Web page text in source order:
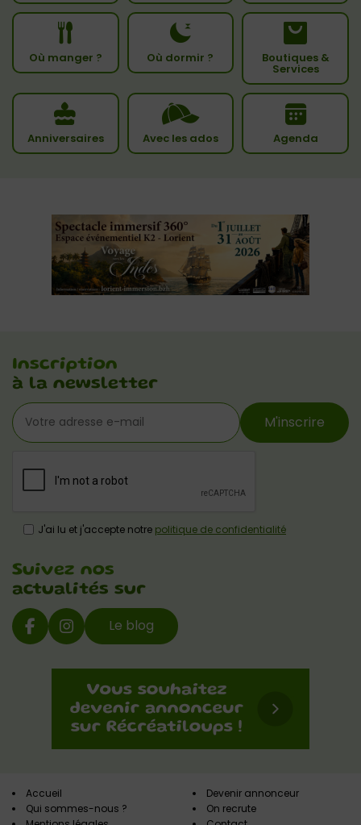
Où manger ? Où dormir ? Boutiques &
Services
Anniversaires Avec les ados Agenda
Inscription
à la newsletter
M'inscrire
J'ai lu et j'accepte notre politique de confidentialité
Suivez nos
actualités sur
Le blog
Accueil
Qui sommes-nous ?
Devenir annonceur
On recrute